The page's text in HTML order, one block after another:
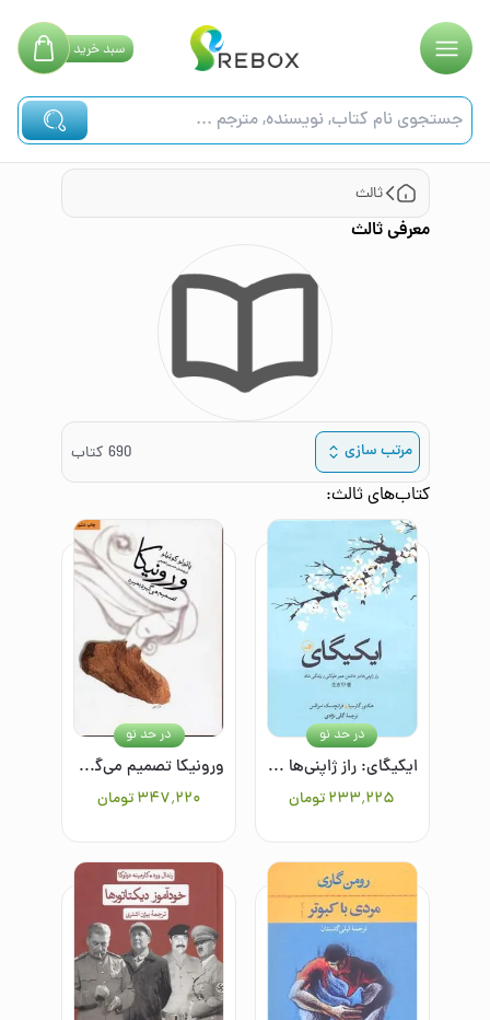
سبدخرید
ثالث
معرفیثالث
مرتب سازی 690 کتاب
کتاب‌هایثالث:
ایکیگای: راز ژاپنی‌ها در داشتن عمر طولانی و زندگی شاد
۲۳۳٬۲۲۵تومان
در حد نو
ورونیکا تصمیم می‌گیرد بمیرد
۳۴۷٬۲۲۰تومان
در حد نو